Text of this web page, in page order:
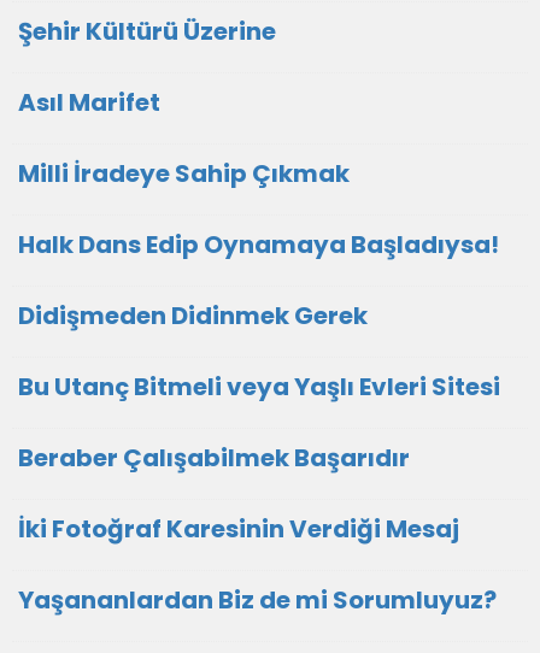
Şehir Kültürü Üzerine
Asıl Marifet
Milli İradeye Sahip Çıkmak
Halk Dans Edip Oynamaya Başladıysa!
Didişmeden Didinmek Gerek
Bu Utanç Bitmeli veya Yaşlı Evleri Sitesi
Beraber Çalışabilmek Başarıdır
İki Fotoğraf Karesinin Verdiği Mesaj
Yaşananlardan Biz de mi Sorumluyuz?